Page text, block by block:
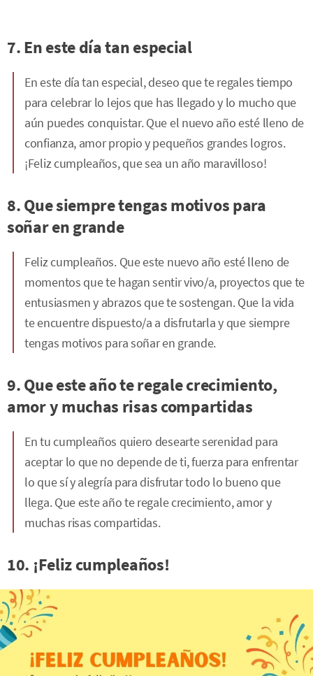
7. En este día tan especial
En este día tan especial, deseo que te regales tiempo
para celebrar lo lejos que has llegado y lo mucho que
aún puedes conquistar. Que el nuevo año esté lleno de
confianza, amor propio y pequeños grandes logros.
¡Feliz cumpleaños, que sea un año maravilloso!
8. Que siempre tengas motivos para
soñar en grande
Feliz cumpleaños. Que este nuevo año esté lleno de
momentos que te hagan sentir vivo/a, proyectos que te
entusiasmen y abrazos que te sostengan. Que la vida
te encuentre dispuesto/a a disfrutarla y que siempre
tengas motivos para soñar en grande.
9. Que este año te regale crecimiento,
amor y muchas risas compartidas
En tu cumpleaños quiero desearte serenidad para
aceptar lo que no depende de ti, fuerza para enfrentar
lo que sí y alegría para disfrutar todo lo bueno que
llega. Que este año te regale crecimiento, amor y
muchas risas compartidas.
10. ¡Feliz cumpleaños!